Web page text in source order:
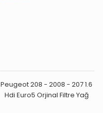
Peugeot 208 - 2008 - 207 1.6
Hdi Euro5 Orjinal Filtre Yağ